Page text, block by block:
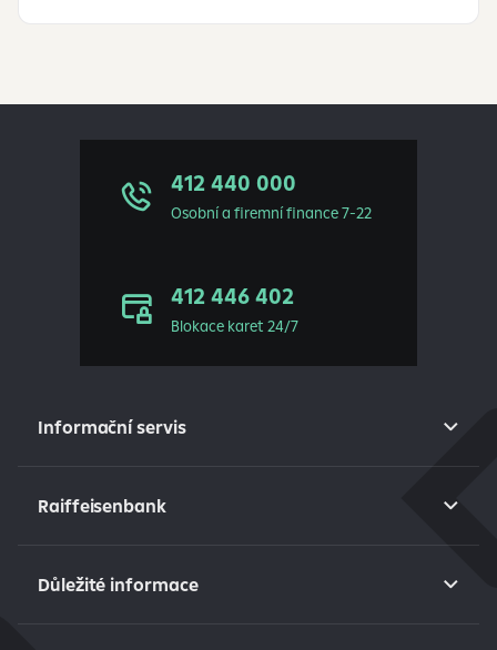
412 440 000
Osobní a firemní finance 7-22
412 446 402
Blokace karet 24/7
Informační servis
Raiffeisenbank
Důležité informace